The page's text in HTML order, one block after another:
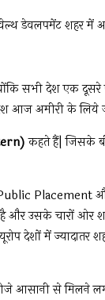
डेवलपमेंट शहर में
सभी देश एक
आज अमीरी के लिये
कहते हैं| जिसके
Placement
है और उसके चारों
देशों में ज्यादातर
आसानी से मिलने